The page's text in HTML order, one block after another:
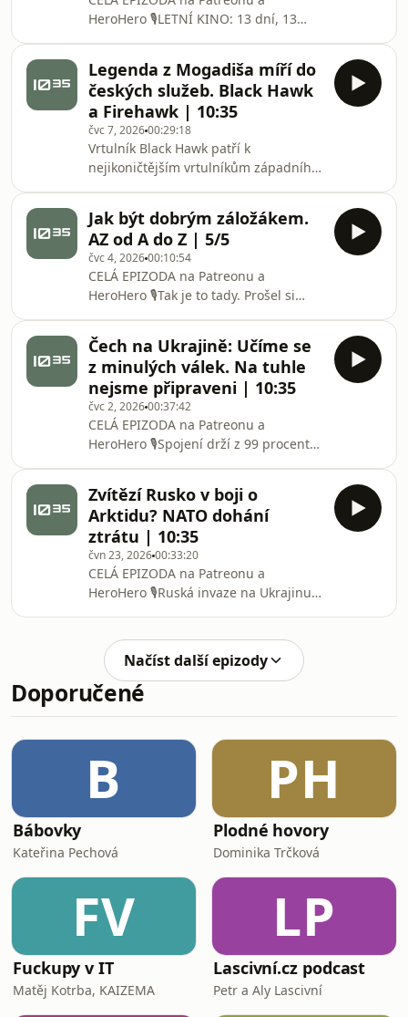
⁠⁠⁠⁠⁠⁠⁠⁠⁠⁠⁠⁠⁠⁠⁠⁠⁠⁠⁠⁠⁠⁠⁠⁠⁠⁠⁠⁠⁠⁠HeroHero⁠⁠⁠⁠⁠⁠⁠⁠⁠⁠⁠⁠⁠⁠⁠⁠⁠⁠⁠⁠⁠⁠⁠⁠⁠⁠⁠⁠⁠⁠ 🎙️LETNÍ KINO: 13 dní, 13
Summit NATO v Ankaře mohl
dopadnout mnohem hůř. Donald
Trump nerozbil Alianci, neoznámil
odchod Spojených států z Evropy a
během samotného jednání nep
Legenda z Mogadiša míří do
českých služeb. Black Hawk
a Firehawk | 10:35
čvc 7, 202600:29:18
Vrtulník Black Hawk patří k
nejikoničtějším vrtulníkům západního
budoucnosti? VSTPENKY 👈 Vznikl jako
odpověď americké armády na
zkušenosti z Vietnamu, měl nahradit
legendární Huey a od začátku byl
konstruován jako odolný, robustní a
dlouhodobě udržitelný stroj. Proč
platforma po více než padesáti letech
zůstává důležitou součás
Jak být dobrým záložákem.
AZ od A do Z | 5/5
čvc 4, 202600:10:54
CELÁ EPIZODA na ⁠⁠⁠⁠⁠⁠⁠⁠⁠⁠⁠⁠⁠⁠⁠⁠⁠⁠⁠⁠⁠⁠⁠⁠⁠⁠⁠⁠⁠Patreonu⁠⁠⁠⁠⁠⁠⁠⁠⁠⁠⁠⁠⁠⁠⁠⁠⁠⁠⁠⁠⁠⁠⁠⁠⁠⁠⁠⁠⁠ a
⁠⁠⁠⁠⁠⁠⁠⁠⁠⁠⁠⁠⁠⁠⁠⁠⁠⁠⁠⁠⁠⁠⁠⁠⁠⁠⁠⁠⁠HeroHero⁠⁠⁠⁠⁠⁠⁠⁠⁠⁠⁠⁠⁠⁠⁠⁠⁠⁠⁠⁠⁠⁠⁠⁠⁠⁠⁠⁠⁠ 🎙️Tak je to tady. Prošel si
aktivní záloha je, byl si na zdravotní
prohlídce, splnil si fyzické testy a
absolvoval jsi KZP ve Vyškově. Vítej
mezi námi! Jenomže... co teď? Jedeš
poprvé na výcvik s útvarem, kter
Čech na Ukrajině: Učíme se
z minulých válek. Na tuhle
nejsme připraveni | 10:35
čvc 2, 202600:37:42
CELÁ EPIZODA na ⁠⁠⁠⁠⁠⁠⁠⁠⁠⁠⁠⁠⁠⁠⁠⁠⁠⁠⁠⁠⁠⁠⁠⁠⁠⁠⁠⁠⁠Patreonu⁠⁠⁠⁠⁠⁠⁠⁠⁠⁠⁠⁠⁠⁠⁠⁠⁠⁠⁠⁠⁠⁠⁠⁠⁠⁠⁠⁠⁠ a
⁠⁠⁠⁠⁠⁠⁠⁠⁠⁠⁠⁠⁠⁠⁠⁠⁠⁠⁠⁠⁠⁠⁠⁠⁠⁠⁠⁠⁠HeroHero⁠⁠⁠⁠⁠⁠⁠⁠⁠⁠⁠⁠⁠⁠⁠⁠⁠⁠⁠⁠⁠⁠⁠⁠⁠⁠⁠⁠⁠ 🎙️Spojení drží z 99 procent
neustále pozorují oblohu a
poslouchají bzučení. Na pozicích
mohou zůstat i více než dvě stě dní.
Dobrovolník MAC v rozhovoru
popisuje válku,
Zvítězí Rusko v boji o
Arktidu? NATO dohání
ztrátu | 10:35
čvn 23, 202600:33:20
CELÁ EPIZODA na ⁠⁠⁠⁠⁠⁠⁠⁠⁠⁠⁠⁠⁠⁠⁠⁠⁠⁠⁠⁠⁠⁠⁠⁠⁠⁠⁠⁠Patreonu⁠⁠⁠⁠⁠⁠⁠⁠⁠⁠⁠⁠⁠⁠⁠⁠⁠⁠⁠⁠⁠⁠⁠⁠⁠⁠⁠⁠ a
⁠⁠⁠⁠⁠⁠⁠⁠⁠⁠⁠⁠⁠⁠⁠⁠⁠⁠⁠⁠⁠⁠⁠⁠⁠⁠⁠⁠HeroHero⁠⁠⁠⁠⁠⁠⁠⁠⁠⁠⁠⁠⁠⁠⁠⁠⁠⁠⁠⁠⁠⁠⁠⁠⁠⁠⁠⁠ 🎙️Ruská invaze na Ukrajinu
Arktické státy pozastavily spolupráci s
Ruskem a region se definitivně vrátil
do popředí globálního mocenského
soupeření. Jak se promněňoval
Načíst další epizody
Doporučené
B
Bábovky
Kateřina Pechová
PH
Plodné hovory
Dominika Trčková
FV
Fuckupy v IT
Matěj Kotrba, KAIZEMA
LP
Lascivní.cz podcast
Petr a Aly Lascivní